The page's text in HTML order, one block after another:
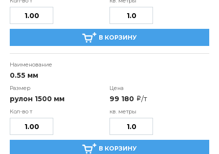
В КОРЗИНУ
0.55 мм
рулон 1500 мм 99 180 i/т
В КОРЗИНУ